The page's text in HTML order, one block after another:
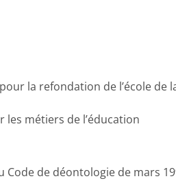
la refondation de l’école de
métiers de l’éducation
de déontologie de mars